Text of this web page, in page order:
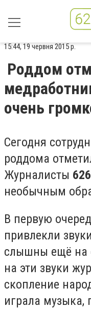
15:44, 19 червня 2015 р.
Роддом
очень
Сегодня
роддома
Журналисты
необычным
В первую
привлекли
слышны ещё на
на эти звуки
скопление
играла музыка,